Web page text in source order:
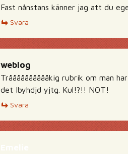
Fast nånstans känner jag att du
Svara
weblog
Trååååååååååkig rubrik om man
det Ibyhdjd yjtg. Kul!?!! NOT!
Svara